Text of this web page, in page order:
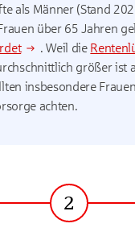
als Männer (Stand
über 65 Jahren
. Weil die
größer ist
insbesondere
achten.
Schritt
2